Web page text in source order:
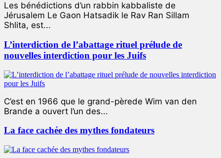
Les bénédictions d’un rabbin kabbaliste de
Jérusalem Le Gaon Hatsadik le Rav Ran Sillam
Shlita, est...
L’interdiction de l’abattage rituel prélude de
nouvelles interdiction pour les Juifs
C’est en 1966 que le grand-pèrede Wim van den
Brande a ouvert l’un des...
La face cachée des mythes fondateurs